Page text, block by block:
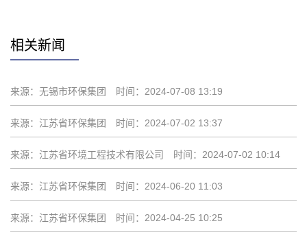
相关新闻
来源：无锡市环保集团 时间：2024-07-08 13:19
来源：江苏省环保集团 时间：2024-07-02 13:37
来源：江苏省环境工程技术有限公司 时间：2024-07-02 10:14
来源：江苏省环保集团 时间：2024-06-20 11:03
来源：江苏省环保集团 时间：2024-04-25 10:25